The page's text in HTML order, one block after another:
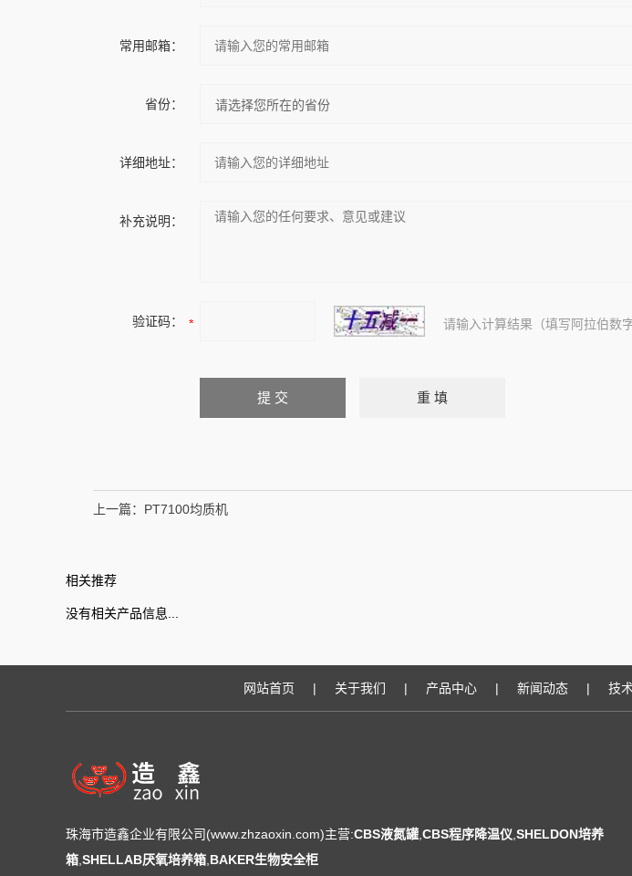
常用邮箱：
省份：
详细地址：
补充说明：
验证码： 请输入计算结果（填写阿拉伯数
上一篇： PT7100均质机
相关推荐
没有相关产品信息...
网站首页 | 关于我们 | 产品中心 | 新闻动态 | 技
珠海市造鑫企业有限公司(www.zhzaoxin.com)主营:CBS液氮罐 CBS程序降温仪 SHELDON培养
箱 SHELLAB厌氧培养箱 BAKER生物安全柜